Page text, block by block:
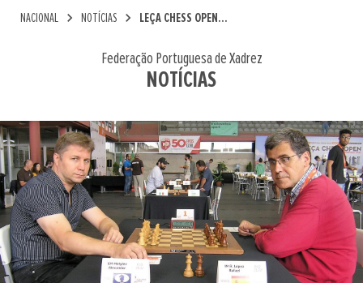
NACIONAL chevron_right NOTÍCIAS chevron_right LEÇA CHESS OPEN...
Federação Portuguesa de Xadrez
NOTÍCIAS